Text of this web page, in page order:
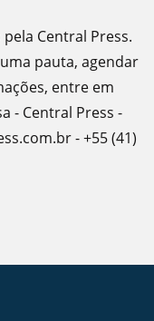
Central Press.
pauta, agendar
entre em
- Central Press -
- +55 (41)